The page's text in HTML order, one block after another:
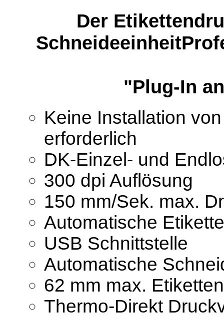
Der
Schneideeinheit
"Plug-In
Keine Installation
erforderlich
DK-Einzel- und
300 dpi Auflösung
150 mm/Sek. max.
Automatische
USB Schnittstelle
Automatische
62 mm max.
Thermo-Direkt